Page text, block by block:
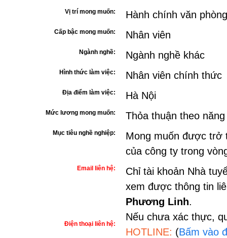
Vị trí mong muốn: Hành chính văn phòng
Cấp bậc mong muốn: Nhân viên
Ngành nghề: Ngành nghề khác
Hình thức làm việc: Nhân viên chính thức
Địa điểm làm việc: Hà Nội
Mức lương mong muốn: Thỏa thuận theo
Mục tiêu nghề nghiệp:
Mong muốn được trở
của công ty trong
Email liên hệ:
Chỉ tài khoản Nhà
xem được thông tin
Phương Linh.
Nếu chưa xác thực,
HOTLINE: (Bấm vào
Điện thoại liên hệ: